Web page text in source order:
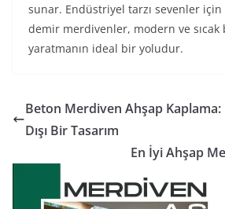
sunar. Endüstriyel tarzı sevenler için
demir merdivenler, modern ve
yaratmanın ideal bir yoludur.
Beton Merdiven Ahşap Kaplama:
Dışı Bir Tasarım
En İyi Ahşap